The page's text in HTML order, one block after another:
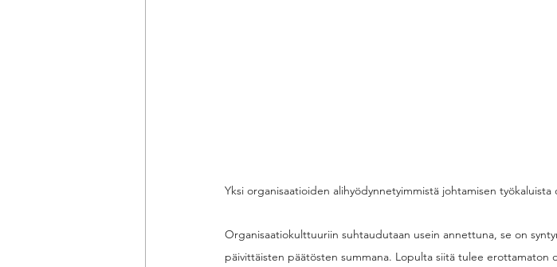
Yksi organisaatioiden alihyödynnetyimmistä johtamisen
Organisaatiokulttuuriin suhtaudutaan usein annettuna, se on
päivittäisten päätösten summana. Lopulta siitä tulee erottamaton